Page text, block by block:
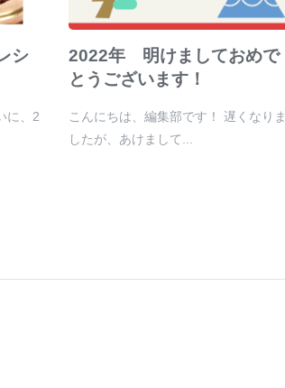
シ
に、2
2022年 明けましておめで
とうございます！
こんにちは、編集部です！ 遅くなりま
したが、あけまして...